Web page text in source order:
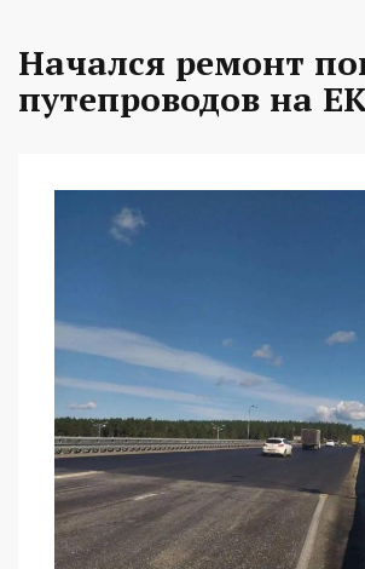
Начался ремонт
путепроводов на